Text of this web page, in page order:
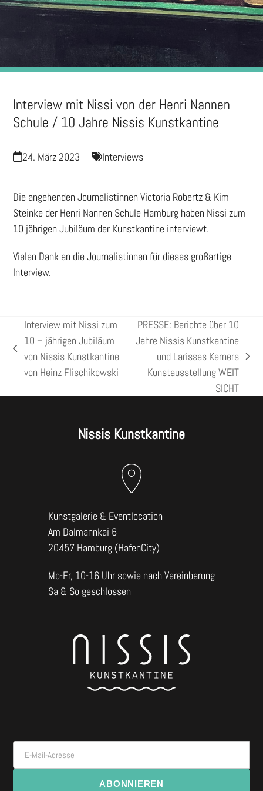
Interview mit Nissi von der Henri Nannen
Schule / 10 Jahre Nissis Kunstkantine
24. März 2023 Interviews
Die angehenden Journalistinnen Victoria Robertz & Kim
Steinke der Henri Nannen Schule Hamburg haben Nissi zum
10 jährigen Jubiläum der Kunstkantine interviewt.
Vielen Dank an die Journalistinnen für dieses großartige
Interview.
vorheriger
Beitrag:
Interview mit Nissi zum
10 – jährigen Jubiläum
von Nissis Kunstkantine
von Heinz Flischikowski
Nächster
Beitrag:
PRESSE: Berichte über 10
Jahre Nissis Kunstkantine
und Larissas Kerners
Kunstausstellung WEIT
SICHT
Nissis Kunstkantine
Kunstgalerie & Eventlocation
Am Dalmannkai 6
20457 Hamburg (HafenCity)
Mo-Fr, 10-16 Uhr sowie nach Vereinbarung
Sa & So geschlossen
E-Mail-Adresse
ABONNIEREN